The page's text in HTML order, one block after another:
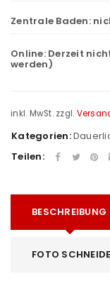
Zentrale Baden:
Online: Derzeit
werden)
inkl. MwSt. zzgl.
Kategorien:
Teilen:
BESCHREIBUNG
FOTO